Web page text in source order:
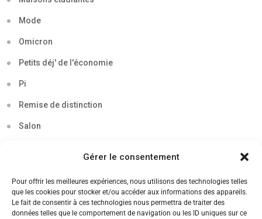
Gérer le consentement
Pour offrir les meilleures expériences, nous utilisons des technologies telles
que les cookies pour stocker et/ou accéder aux informations des appareils.
Le fait de consentir à ces technologies nous permettra de traiter des
données telles que le comportement de navigation ou les ID uniques sur ce
Mode
Omicron
Petits déj' de l'économie
Pi
Remise de distinction
Salon
Soirée
Sortie découverte